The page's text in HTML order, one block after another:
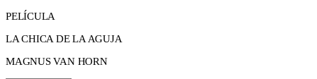
PELÍCULA
LA CHICA DE LA AGUJA
MAGNUS VAN HORN